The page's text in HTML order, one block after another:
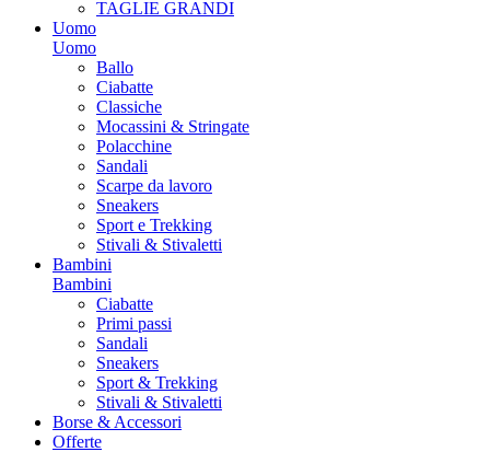
TAGLIE GRANDI
Uomo
Uomo
Ballo
Ciabatte
Classiche
Mocassini & Stringate
Polacchine
Sandali
Scarpe da lavoro
Sneakers
Sport e Trekking
Stivali & Stivaletti
Bambini
Bambini
Ciabatte
Primi passi
Sandali
Sneakers
Sport & Trekking
Stivali & Stivaletti
Borse & Accessori
Offerte